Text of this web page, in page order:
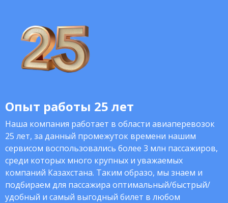
Опыт работы 25 лет
Наша компания работает в области авиаперевозок
25 лет, за данный промежуток времени нашим
сервисом воспользовались более 3 млн пассажиров,
среди которых много крупных и уважаемых
компаний Казахстана. Таким образо, мы знаем и
подбираем для пассажира оптимальный/быстрый/
удобный и самый выгодный билет в любом